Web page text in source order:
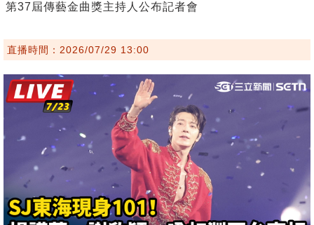
第37屆傳藝金曲獎主持人公布記者會
直播時間：2026/07/29 13:00